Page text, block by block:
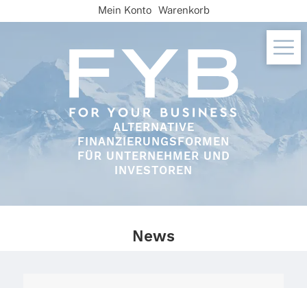
to
ALTERNATIVE
FINANZIERUNGSFORMEN
FÜR UNTERNEHMER UND
INVESTOREN
Mein Konto Warenkorb
News